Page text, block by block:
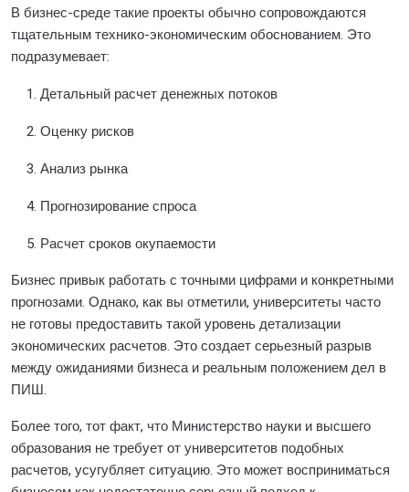
В бизнес-среде такие проекты обычно сопровождаются
тщательным технико-экономическим обоснованием. Это
подразумевает:
Детальный расчет денежных потоков
Оценку рисков
Анализ рынка
Прогнозирование спроса
Расчет сроков окупаемости
Бизнес привык работать с точными цифрами и конкретными
прогнозами. Однако, как вы отметили, университеты часто
не готовы предоставить такой уровень детализации
экономических расчетов. Это создает серьезный разрыв
между ожиданиями бизнеса и реальным положением дел в
ПИШ.
Более того, тот факт, что Министерство науки и высшего
образования не требует от университетов подобных
расчетов, усугубляет ситуацию. Это может восприниматься